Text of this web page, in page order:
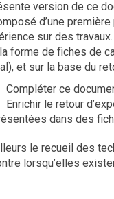
version de ce
d’une
sur des
forme de fiches de
et sur la base du
Compléter ce
Enrichir le retour
dans des
le recueil des
lorsqu’elles